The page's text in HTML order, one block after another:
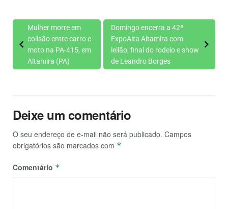
Mulher morre em
colisão entre carro e
moto na PA-415, em
Altamira (PA)
Domingo encerra a 42ª
ExpoAlta Altamira com
leilão, final do rodeio e show
de Leandro Borges
Deixe um comentário
O seu endereço de e-mail não será publicado. Campos
obrigatórios são marcados com *
Comentário *